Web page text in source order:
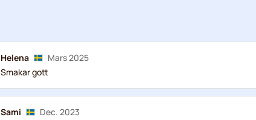
Helena
Mars 2025
Smakar gott
Sami
Dec. 2023